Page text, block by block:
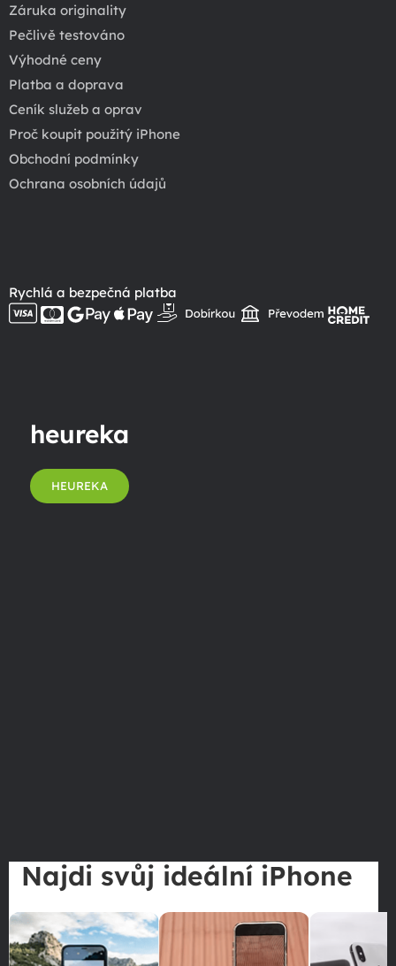
Záruka originality
Pečlivě testováno
Výhodné ceny
Platba a doprava
Ceník služeb a oprav
Proč koupit použitý iPhone
Obchodní podmínky
Ochrana osobních údajů
Rychlá a bezpečná platba
heureka
HEUREKA
Najdi svůj ideální iPhone